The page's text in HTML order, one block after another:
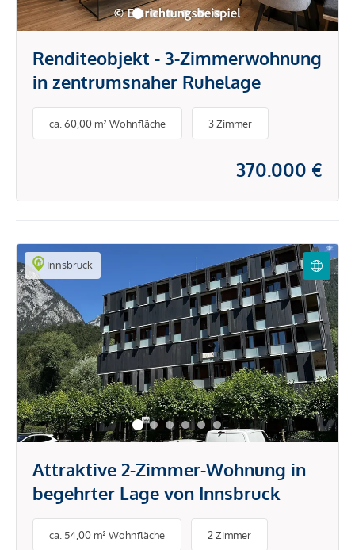
Renditeobjekt - 3-Zimmerwohnung
in zentrumsnaher Ruhelage
ca. 60,00 m² Wohnfläche 3 Zimmer
370.000 €
Innsbruck
Attraktive 2-Zimmer-Wohnung in
begehrter Lage von Innsbruck
ca. 54,00 m² Wohnfläche 2 Zimmer